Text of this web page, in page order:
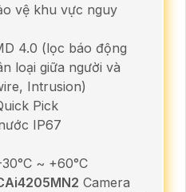
vệ khu vực nguy
4.0 (lọc báo động
loại giữa người và
Intrusion)
Pick
IP67
~ +60°C
Camera